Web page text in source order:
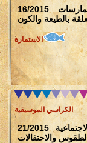
16/2015 المعارف الممارسات
بالطيعة والكون
الاستمارة
الكراسي الموسيقية
21/2015 الممارسات الاجتماعية
والاحتفالات